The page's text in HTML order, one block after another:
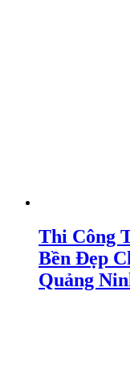
Thi Công
Bền Đẹp
Quảng